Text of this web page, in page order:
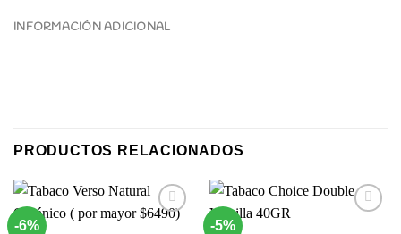
INFORMACIÓN ADICIONAL
PRODUCTOS RELACIONADOS
-6% -5%